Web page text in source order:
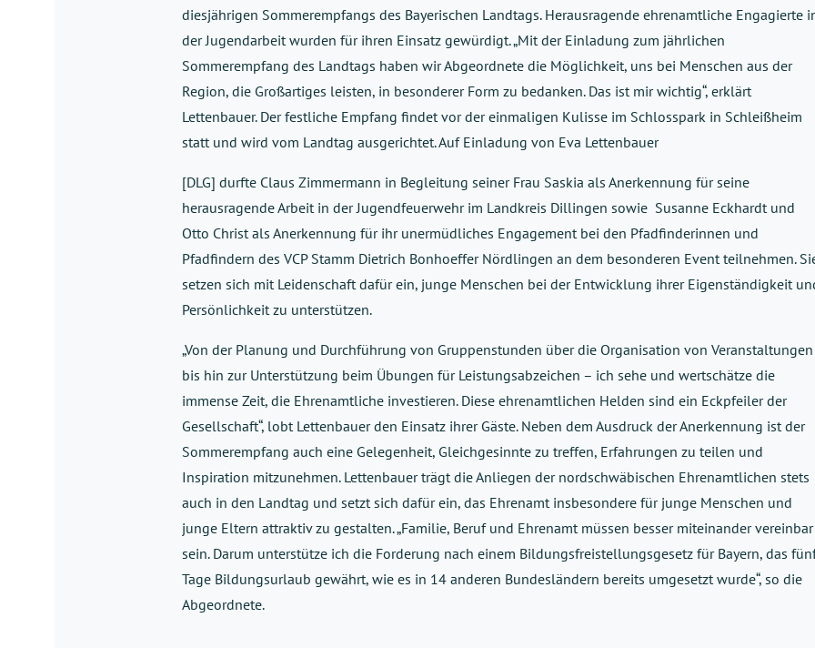
diesjährigen Sommerempfangs des Bayerischen Landtags. Herausragende ehrenamtliche Engagierte
der Jugendarbeit wurden für ihren Einsatz gewürdigt. „Mit der Einladung zum jährlichen
Sommerempfang des Landtags haben wir Abgeordnete die Möglichkeit, uns bei Menschen aus der
Region, die Großartiges leisten, in besonderer Form zu bedanken. Das ist mir wichtig“, erklärt
Lettenbauer. Der festliche Empfang findet vor der einmaligen Kulisse im Schlosspark in Schleißheim
statt und wird vom Landtag ausgerichtet. Auf Einladung von Eva Lettenbauer
[DLG] durfte Claus Zimmermann in Begleitung seiner Frau Saskia als Anerkennung für seine
herausragende Arbeit in der Jugendfeuerwehr im Landkreis Dillingen sowie Susanne Eckhardt und
Otto Christ als Anerkennung für ihr unermüdliches Engagement bei den Pfadfinderinnen und
Pfadfindern des VCP Stamm Dietrich Bonhoeffer Nördlingen an dem besonderen Event teilnehmen.
setzen sich mit Leidenschaft dafür ein, junge Menschen bei der Entwicklung ihrer Eigenständigkeit
Persönlichkeit zu unterstützen.
„Von der Planung und Durchführung von Gruppenstunden über die Organisation von Veranstaltungen
bis hin zur Unterstützung beim Übungen für Leistungsabzeichen – ich sehe und wertschätze die
immense Zeit, die Ehrenamtliche investieren. Diese ehrenamtlichen Helden sind ein Eckpfeiler der
Gesellschaft“, lobt Lettenbauer den Einsatz ihrer Gäste. Neben dem Ausdruck der Anerkennung ist der
Sommerempfang auch eine Gelegenheit, Gleichgesinnte zu treffen, Erfahrungen zu teilen und
Inspiration mitzunehmen. Lettenbauer trägt die Anliegen der nordschwäbischen Ehrenamtlichen stets
auch in den Landtag und setzt sich dafür ein, das Ehrenamt insbesondere für junge Menschen und
junge Eltern attraktiv zu gestalten. „Familie, Beruf und Ehrenamt müssen besser miteinander vereinbar
sein. Darum unterstütze ich die Forderung nach einem Bildungsfreistellungsgesetz für Bayern, das
Tage Bildungsurlaub gewährt, wie es in 14 anderen Bundesländern bereits umgesetzt wurde“, so die
Abgeordnete.